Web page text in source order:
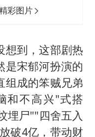
彩图片
想到，这部剧热
是宋郁河扮演的
组成的笨贼兄弟
和不高兴"式搭
埋尸""四舍五入
破4亿，带动财